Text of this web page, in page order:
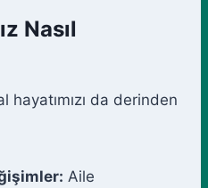
Nasıl
hayatımızı da derinden
Aile